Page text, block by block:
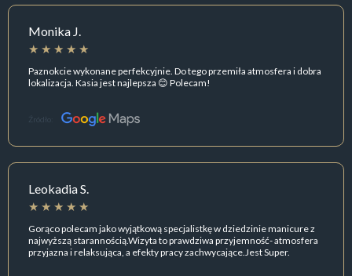
Monika J.
Paznokcie wykonane perfekcyjnie. Do tego przemiła atmosfera i dobra
lokalizacja. Kasia jest najlepsza 😊 Polecam!
Źródło:
Leokadia S.
Gorąco polecam jako wyjątkową specjalistkę w dziedzinie manicure z
najwyższą starannością.Wizyta to prawdziwa przyjemność- atmosfera
przyjazna i relaksująca, a efekty pracy zachwycające.Jest Super.